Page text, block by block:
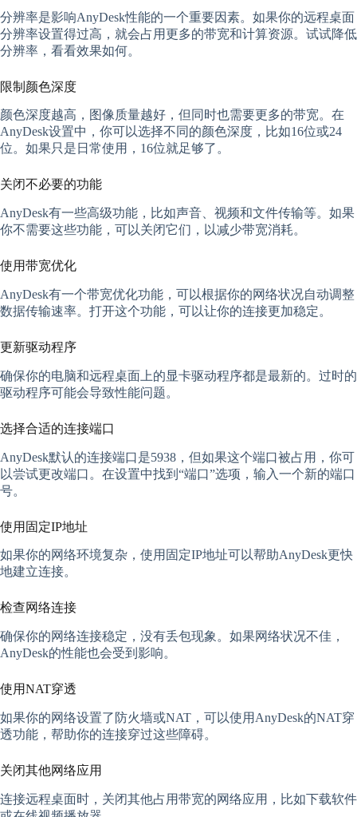
分辨率是影响AnyDesk性能的一个重要因素。如果你的远程桌面
分辨率设置得过高，就会占用更多的带宽和计算资源。试试降低
分辨率，看看效果如何。
限制颜色深度
颜色深度越高，图像质量越好，但同时也需要更多的带宽。在
AnyDesk设置中，你可以选择不同的颜色深度，比如16位或24
位。如果只是日常使用，16位就足够了。
关闭不必要的功能
AnyDesk有一些高级功能，比如声音、视频和文件传输等。如果
你不需要这些功能，可以关闭它们，以减少带宽消耗。
使用带宽优化
AnyDesk有一个带宽优化功能，可以根据你的网络状况自动调整
数据传输速率。打开这个功能，可以让你的连接更加稳定。
更新驱动程序
确保你的电脑和远程桌面上的显卡驱动程序都是最新的。过时的
驱动程序可能会导致性能问题。
选择合适的连接端口
AnyDesk默认的连接端口是5938，但如果这个端口被占用，你可
以尝试更改端口。在设置中找到“端口”选项，输入一个新的端口
号。
使用固定IP地址
如果你的网络环境复杂，使用固定IP地址可以帮助AnyDesk更快
地建立连接。
检查网络连接
确保你的网络连接稳定，没有丢包现象。如果网络状况不佳，
AnyDesk的性能也会受到影响。
使用NAT穿透
如果你的网络设置了防火墙或NAT，可以使用AnyDesk的NAT穿
透功能，帮助你的连接穿过这些障碍。
关闭其他网络应用
连接远程桌面时，关闭其他占用带宽的网络应用，比如下载软件